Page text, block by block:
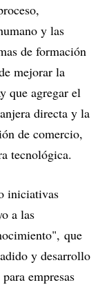
y las
de formación
mejorar la
que agregar el
directa y la
de comercio,
tecnológica.
iniciativas
a las
que
y desarrollo
empresas